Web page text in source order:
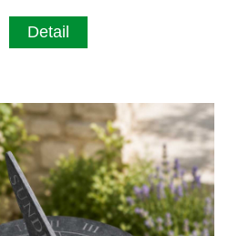
Detail